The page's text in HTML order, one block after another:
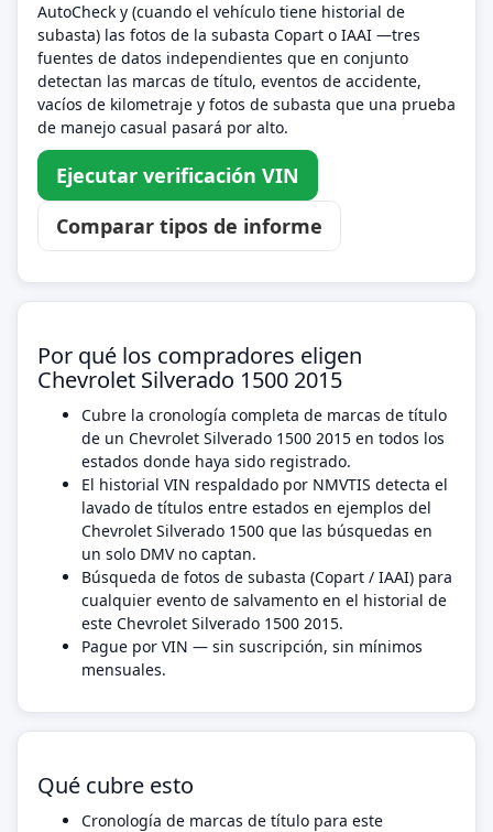
AutoCheck y (cuando el vehículo tiene historial de
subasta) las fotos de la subasta Copart o IAAI —tres
fuentes de datos independientes que en conjunto
detectan las marcas de título, eventos de accidente,
vacíos de kilometraje y fotos de subasta que una prueba
de manejo casual pasará por alto.
Ejecutar verificación VIN
Comparar tipos de informe
Por qué los compradores eligen
Chevrolet Silverado 1500 2015
Cubre la cronología completa de marcas de título
de un Chevrolet Silverado 1500 2015 en todos los
estados donde haya sido registrado.
El historial VIN respaldado por NMVTIS detecta el
lavado de títulos entre estados en ejemplos del
Chevrolet Silverado 1500 que las búsquedas en
un solo DMV no captan.
Búsqueda de fotos de subasta (Copart / IAAI) para
cualquier evento de salvamento en el historial de
este Chevrolet Silverado 1500 2015.
Pague por VIN — sin suscripción, sin mínimos
mensuales.
Qué cubre esto
Cronología de marcas de título para este